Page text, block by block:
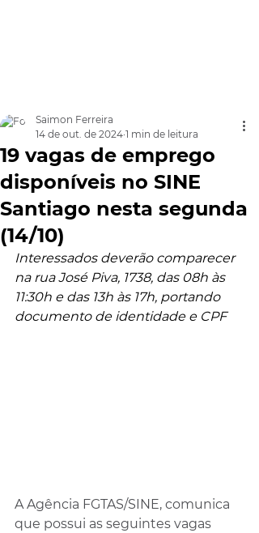
19 vagas de emprego
disponíveis no SINE
Santiago nesta segunda
(14/10)
Saimon Ferreira
14 de out. de 2024 1 min de leitura
Interessados deverão comparecer
na rua José Piva, 1738, das 08h às
11:30h e das 13h às 17h, portando
documento de identidade e CPF
A Agência FGTAS/SINE, comunica
que possui as seguintes vagas